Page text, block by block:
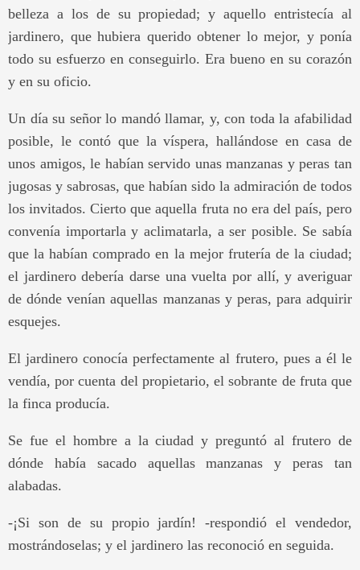
belleza a los de su propiedad; y aquello entristecía al
jardinero, que hubiera querido obtener lo mejor, y ponía
todo su esfuerzo en conseguirlo. Era bueno en su corazón
y en su oficio.
Un día su señor lo mandó llamar, y, con toda la afabilidad
posible, le contó que la víspera, hallándose en casa de
unos amigos, le habían servido unas manzanas y peras tan
jugosas y sabrosas, que habían sido la admiración de todos
los invitados. Cierto que aquella fruta no era del país, pero
convenía importarla y aclimatarla, a ser posible. Se sabía
que la habían comprado en la mejor frutería de la ciudad;
el jardinero debería darse una vuelta por allí, y averiguar
de dónde venían aquellas manzanas y peras, para adquirir
esquejes.
El jardinero conocía perfectamente al frutero, pues a él le
vendía, por cuenta del propietario, el sobrante de fruta que
la finca producía.
Se fue el hombre a la ciudad y preguntó al frutero de
dónde había sacado aquellas manzanas y peras tan
alabadas.
-¡Si son de su propio jardín! -respondió el vendedor,
mostrándoselas; y el jardinero las reconoció en seguida.